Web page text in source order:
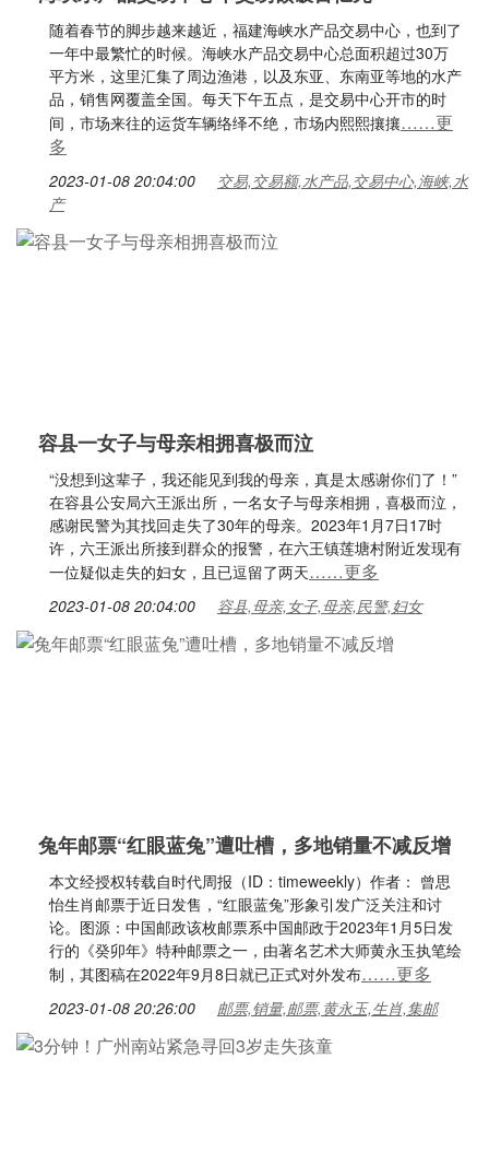
随着春节的脚步越来越近，福建海峡水产品交易中心，也到了
一年中最繁忙的时候。海峡水产品交易中心总面积超过30万
平方米，这里汇集了周边渔港，以及东亚、东南亚等地的水产
品，销售网覆盖全国。每天下午五点，是交易中心开市的时
间，市场来往的运货车辆络绎不绝，市场内熙熙攘攘……更
多
2023-01-08 20:04:00
交易,交易额,水产品,交易中心,海峡,水
产
容县一女子与母亲相拥喜极而泣
“没想到这辈子，我还能见到我的母亲，真是太感谢你们了！”
在容县公安局六王派出所，一名女子与母亲相拥，喜极而泣，
感谢民警为其找回走失了30年的母亲。2023年1月7日17时
许，六王派出所接到群众的报警，在六王镇莲塘村附近发现有
一位疑似走失的妇女，且已逗留了两天……更多
2023-01-08 20:04:00 容县,母亲,女子,母亲,民警,妇女
兔年邮票“红眼蓝兔”遭吐槽，多地销量不减反增
本文经授权转载自时代周报（ID：timeweekly）作者： 曾思
怡生肖邮票于近日发售，“红眼蓝兔”形象引发广泛关注和讨
论。图源：中国邮政该枚邮票系中国邮政于2023年1月5日发
行的《癸卯年》特种邮票之一，由著名艺术大师黄永玉执笔绘
制，其图稿在2022年9月8日就已正式对外发布……更多
2023-01-08 20:26:00 邮票,销量,邮票,黄永玉,生肖,集邮